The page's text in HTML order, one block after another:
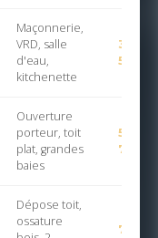
Maçonnerie,
VRD, salle
d'eau,
kitchenette
35
50
Ouverture
porteur, toit
plat, grandes
baies
55
75
Dépose toit,
ossature
75